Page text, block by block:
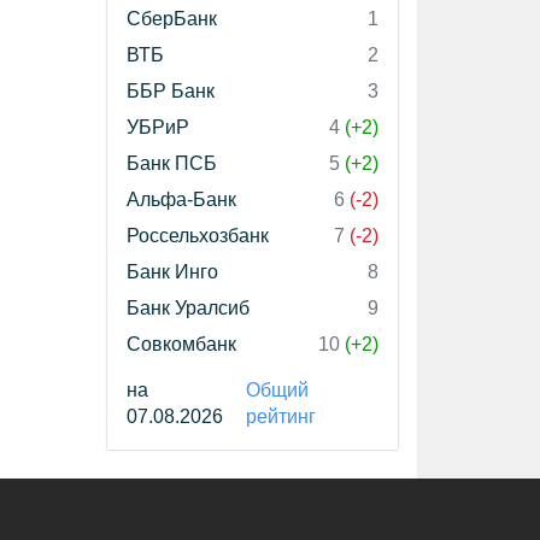
СберБанк
1
ВТБ
2
ББР Банк
3
УБРиР
4 (+2)
Банк ПСБ
5 (+2)
Альфа-Банк
6 (-2)
Россельхозбанк
7 (-2)
Банк Инго
8
Банк Уралсиб
9
Совкомбанк
10 (+2)
на
07.08.2026
Общий
рейтинг